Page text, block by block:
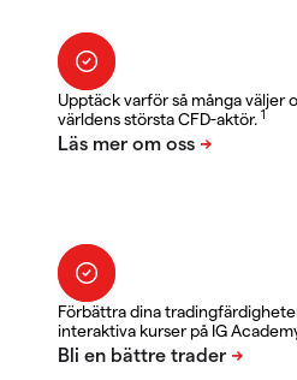
Upptäck varför så många väljer
världens största CFD-aktör. 1
Förbättra dina
interaktiva kurser på IG